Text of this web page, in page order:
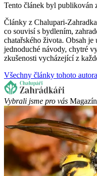
Tento článek byl publikován
Články z Chalupari-
co souvisí s bydlením,
chatařského života. Obsah
jednoduché návody, chytré
zkušenosti vycházející z
Všechny články tohoto
Vybrali jsme pro vás